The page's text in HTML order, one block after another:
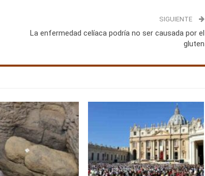
SIGUIENTE
La enfermedad celíaca podría no ser causada por el
gluten